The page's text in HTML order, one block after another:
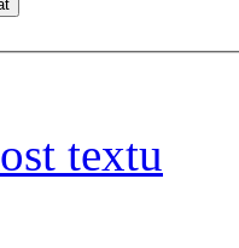
textu